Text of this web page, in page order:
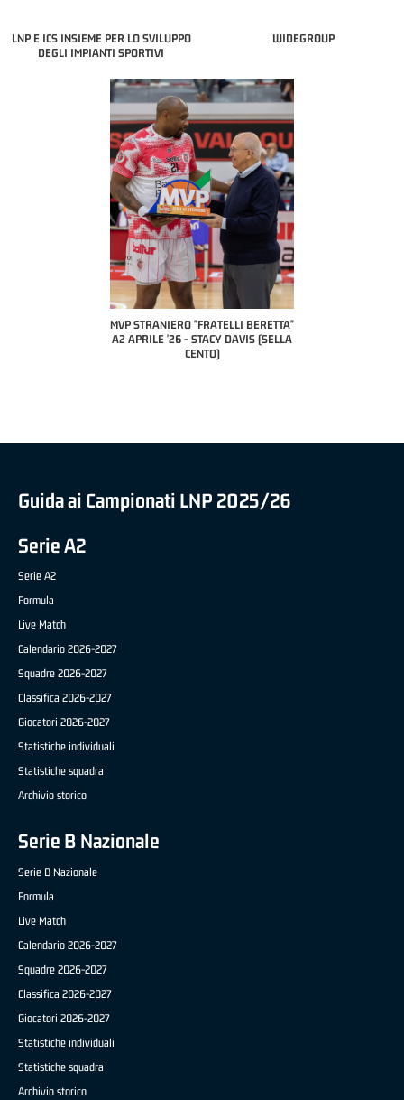
LNP E ICS INSIEME PER LO SVILUPPO
DEGLI IMPIANTI SPORTIVI
WIDEGROUP
MVP STRANIERO "FRATELLI BERETTA"
A2 APRILE '26 - STACY DAVIS (SELLA
CENTO)
MVP "FRATELLI BERETTA"
DILAS B NAZIONALE
Guida ai Campionati LNP 2025/26
Serie A2
Serie A2
Formula
Live Match
Calendario 2026-2027
Squadre 2026-2027
Classifica 2026-2027
Giocatori 2026-2027
Statistiche individuali
Statistiche squadra
Archivio storico
Serie B Nazionale
Serie B Nazionale
Formula
Live Match
Calendario 2026-2027
Squadre 2026-2027
Classifica 2026-2027
Giocatori 2026-2027
Statistiche individuali
Statistiche squadra
Archivio storico